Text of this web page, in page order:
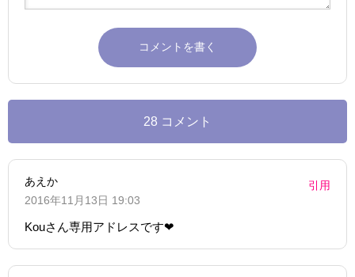
28 コメント
あえか
2016年11月13日 19:03
引用
Kouさん専用アドレスです❤